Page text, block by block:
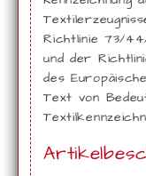
Richtlinie 73/
und der
des
Text von